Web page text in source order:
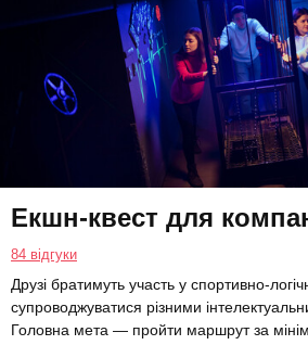
Екшн-квест для
84 відгуки
Друзі братимуть участь у спортивно-
супроводжуватися різними
Головна мета — пройти маршрут за